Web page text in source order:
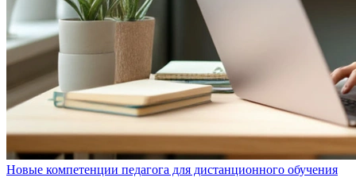
Новые компетенции педагога для дистанционного обучения